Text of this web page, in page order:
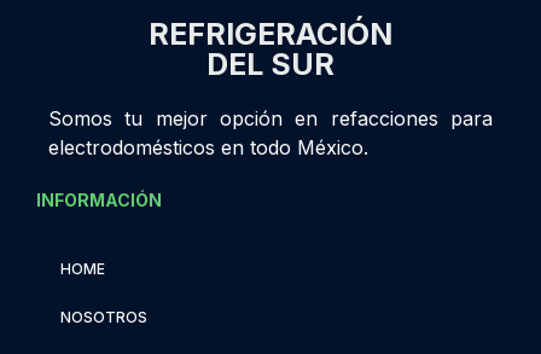
REFRIGERACIÓN
DEL SUR
Somos tu mejor opción en refacciones para
electrodomésticos en todo México.
INFORMACIÓN
HOME
NOSOTROS